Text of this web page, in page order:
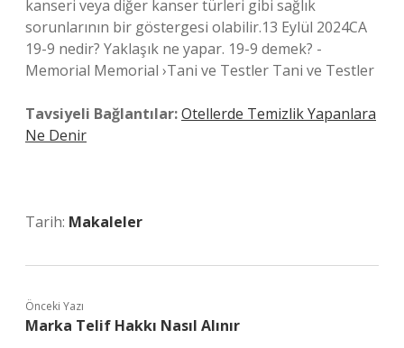
kanseri veya diğer kanser türleri gibi sağlık
sorunlarının bir göstergesi olabilir.13 Eylül 2024CA
19-9 nedir? Yaklaşık ne yapar. 19-9 demek? -
Memorial Memorial ›Tani ve Testler Tani ve Testler
Tavsiyeli Bağlantılar:Otellerde Temizlik Yapanlara
Ne Denir
Tarih: Makaleler
Önceki Yazı
Marka Telif Hakkı Nasıl Alınır